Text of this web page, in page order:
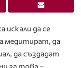
искали да се
медитират, да
да създадат
за това –